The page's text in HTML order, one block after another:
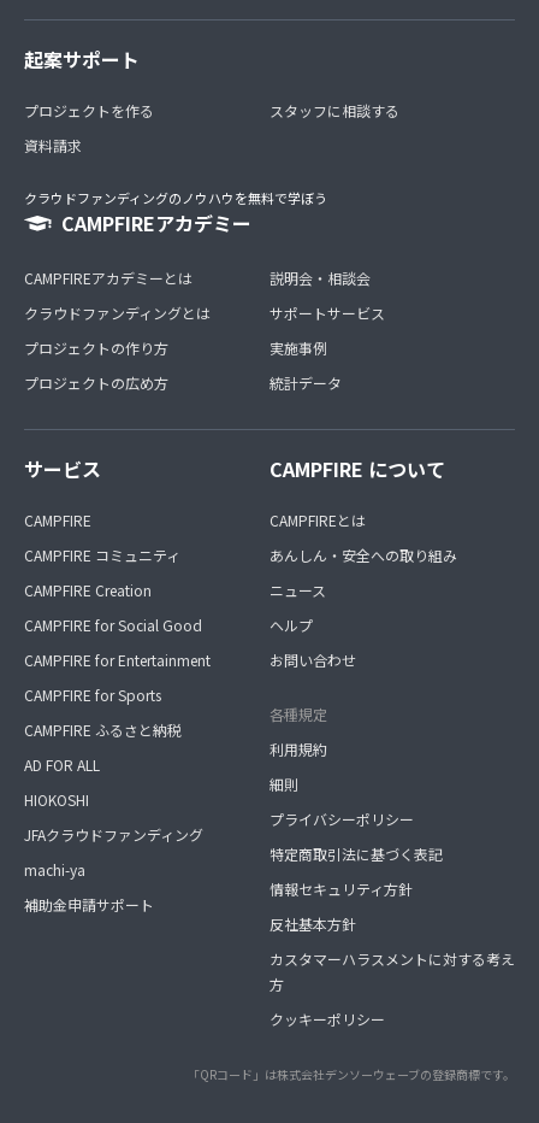
起案サポート
プロジェクトを作る
資料請求
スタッフに相談する
クラウドファンディングのノウハウを無料で学ぼう
CAMPFIREアカデミー
CAMPFIREアカデミーとは
クラウドファンディングとは
プロジェクトの作り方
プロジェクトの広め方
説明会・相談会
サポートサービス
実施事例
統計データ
サービス
CAMPFIRE
CAMPFIRE コミュニティ
CAMPFIRE Creation
CAMPFIRE for Social Good
CAMPFIRE for Entertainment
CAMPFIRE for Sports
CAMPFIRE ふるさと納税
AD FOR ALL
HIOKOSHI
JFAクラウドファンディング
machi-ya
補助金申請サポート
CAMPFIRE について
CAMPFIREとは
あんしん・安全への取り組み
ニュース
ヘルプ
お問い合わせ
各種規定
利用規約
細則
プライバシーポリシー
特定商取引法に基づく表記
情報セキュリティ方針
反社基本方針
カスタマーハラスメントに対する考え
方
クッキーポリシー
「QRコード」は株式会社デンソーウェーブの登録商標です。